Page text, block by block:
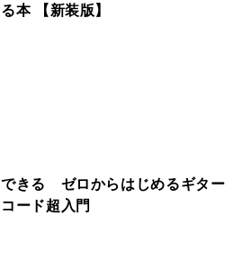
る本 【新装版】
できる ゼロからはじめるギター
コード超入門